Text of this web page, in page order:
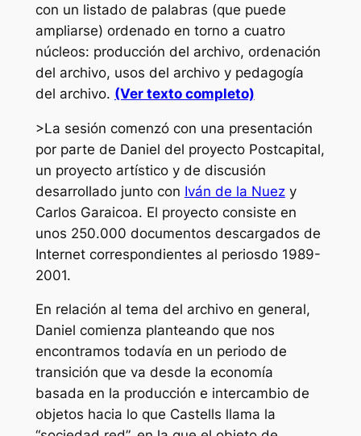
con un listado de palabras (que puede
ampliarse) ordenado en torno a cuatro
núcleos: producción del archivo, ordenación
del archivo, usos del archivo y pedagogía
del archivo. (Ver texto completo)
>La sesión comenzó con una presentación
por parte de Daniel del proyecto Postcapital,
un proyecto artístico y de discusión
desarrollado junto con Iván de la Nuezy
Carlos Garaicoa. El proyecto consiste en
unos 250.000 documentos descargados de
Internet correspondientes al periosdo 1989-
2001.
En relación al tema del archivo en general,
Daniel comienza planteando que nos
encontramos todavía en un periodo de
transición que va desde la economía
basada en la producción e intercambio de
objetos hacia lo que Castells llama la